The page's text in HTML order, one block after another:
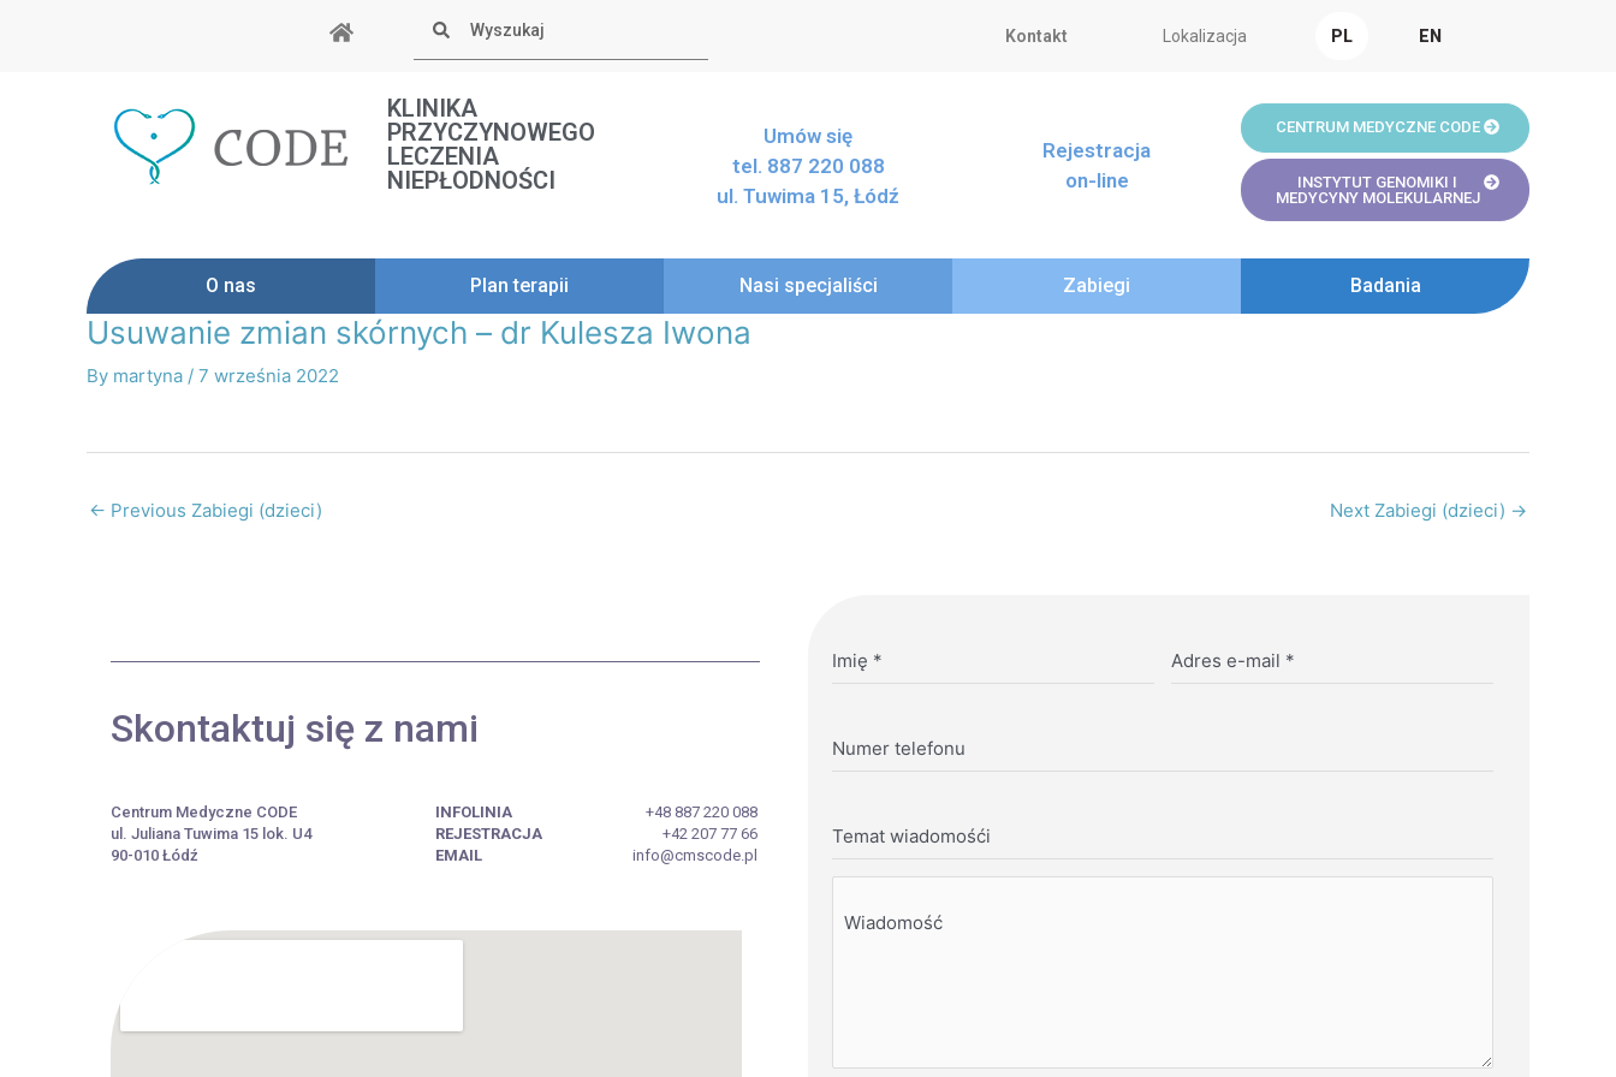
Kontakt Lokalizacja PL EN
KLINIKA
PRZYCZYNOWEGO
LECZENIA
NIEPŁODNOŚCI
Umów się
tel. 887 220 088
ul. Tuwima 15, Łódź
Rejestracja
on-line
CENTRUM MEDYCZNE CODE
INSTYTUT GENOMIKI I
MEDYCYNY MOLEKULARNEJ
O nas Plan terapii Nasi specjaliści Zabiegi Badania
Usuwanie zmian skórnych – dr Kulesza Iwona
By martyna / 7 września 2022
Post
← Previous Zabiegi (dzieci) Next Zabiegi (dzieci) →
Skontaktuj się z nami
Centrum Medyczne CODE
ul. Juliana Tuwima 15 lok. U4
90-010 Łódź
INFOLINIA
REJESTRACJA
EMAIL
+48 887 220 088
+42 207 77 66
info@cmscode.pl
Imię * Adres e-mail *
Numer telefonu
Temat wiadomośći
Wiadomość